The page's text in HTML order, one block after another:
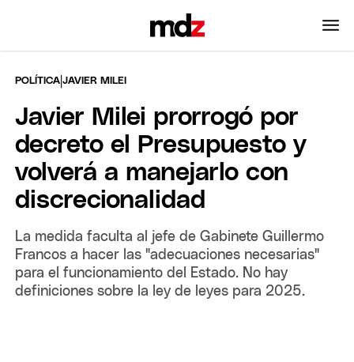
POLÍTICA |JAVIER MILEI
Javier Milei prorrogó por
decreto el Presupuesto y
volverá a manejarlo con
discrecionalidad
La medida faculta al jefe de Gabinete Guillermo
Francos a hacer las "adecuaciones necesarias"
para el funcionamiento del Estado. No hay
definiciones sobre la ley de leyes para 2025.